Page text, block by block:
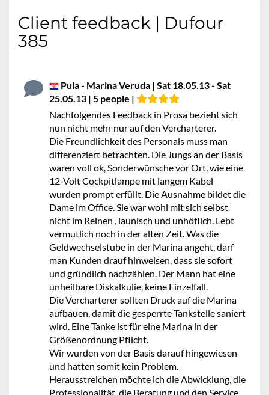
Client feedback | Dufour
385
Pula - Marina Veruda | Sat 18.05.13 - Sat
25.05.13 | 5 people |
Nachfolgendes Feedback in Prosa bezieht sich
nun nicht mehr nur auf den Vercharterer.
Die Freundlichkeit des Personals muss man
differenziert betrachten. Die Jungs an der Basis
waren voll ok, Sonderwünsche vor Ort, wie eine
12-Volt Cockpitlampe mit langem Kabel
wurden prompt erfüllt. Die Ausnahme bildet die
Dame im Office. Sie war wohl mit sich selbst
nicht im Reinen , launisch und unhöflich. Lebt
vermutlich noch in der alten Zeit. Was die
Geldwechselstube in der Marina angeht, darf
man Kunden drauf hinweisen, dass sie sofort
und gründlich nachzählen. Der Mann hat eine
unheilbare Diskalkulie, keine Einzelfall.
Die Vercharterer sollten Druck auf die Marina
aufbauen, damit die gesperrte Tankstelle saniert
wird. Eine Tanke ist für eine Marina in der
Größenordnung Pflicht.
Wir wurden von der Basis darauf hingewiesen
und hatten somit kein Problem.
Herausstreichen möchte ich die Abwicklung, die
Professionalität, die Beratung und den Service